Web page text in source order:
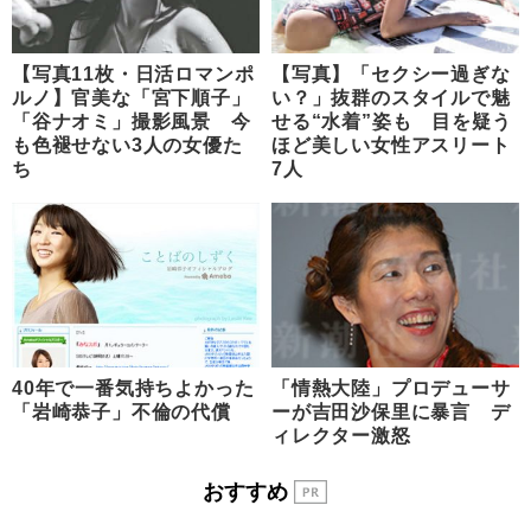
【写真11枚・日活ロマンポ
ルノ】官美な「宮下順子」
「谷ナオミ」撮影風景 今
も色褪せない3人の女優た
ち
【写真】「セクシー過ぎな
い？」抜群のスタイルで魅
せる“水着”姿も 目を疑う
ほど美しい女性アスリート
7人
40年で一番気持ちよかった
「岩崎恭子」不倫の代償
「情熱大陸」プロデューサ
ーが吉田沙保里に暴言 デ
ィレクター激怒
おすすめ